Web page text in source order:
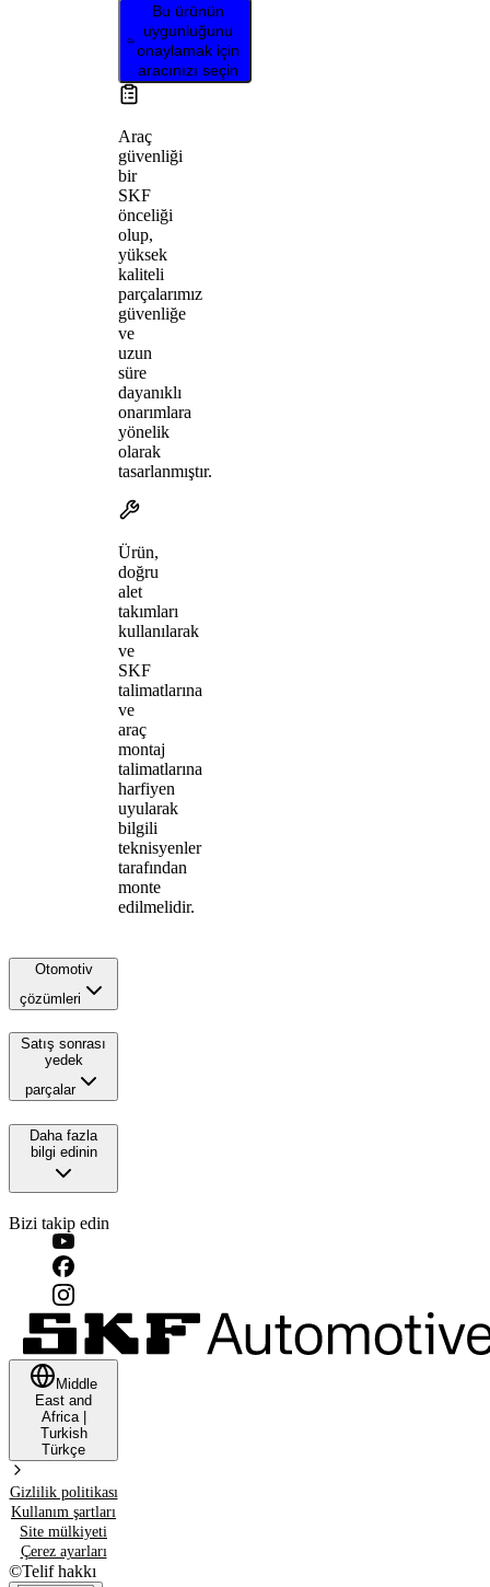
Bu ürünün
uygunluğunu
onaylamak için
aracınızı seçin
Araç
güvenliği
bir
SKF
önceliği
olup,
yüksek
kaliteli
parçalarımız
güvenliğe
ve
uzun
süre
dayanıklı
onarımlara
yönelik
olarak
tasarlanmıştır.
Ürün,
doğru
alet
takımları
kullanılarak
ve
SKF
talimatlarına
ve
araç
montaj
talimatlarına
harfiyen
uyularak
bilgili
teknisyenler
tarafından
monte
edilmelidir.
Otomotiv
çözümleri
Satış sonrası
yedek
parçalar
Daha fazla
bilgi edinin
Bizi takip edin
Middle
East and
Africa|
Turkish
Türkçe
Gizlilik politikası
Kullanım şartları
Site mülkiyeti
Çerez ayarları
©Telif hakkı